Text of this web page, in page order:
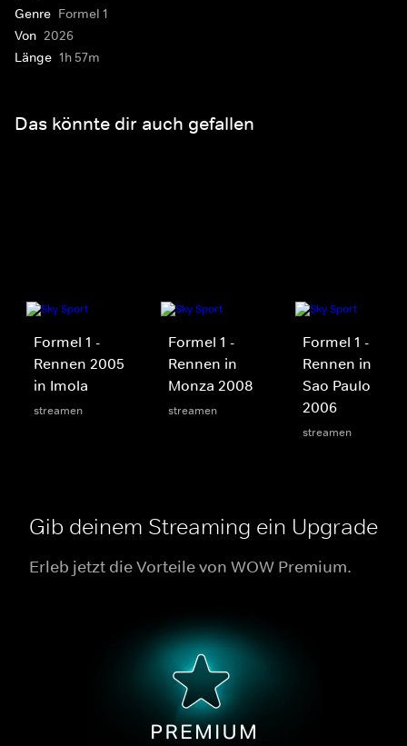
Genre Formel 1
Von 2026
Länge 1h 57m
Das könnte dir auch gefallen
Formel 1 -
Rennen 2005
in Imola
streamen
Formel 1 -
Rennen in
Monza 2008
streamen
Formel 1 -
Rennen in
Sao Paulo
2006
streamen
Gib deinem Streaming ein Upgrade
Erleb jetzt die Vorteile von WOW Premium.